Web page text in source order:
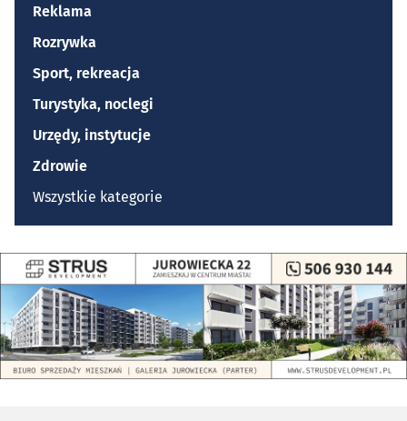
Reklama
Rozrywka
Sport, rekreacja
Turystyka, noclegi
Urzędy, instytucje
Zdrowie
Wszystkie kategorie